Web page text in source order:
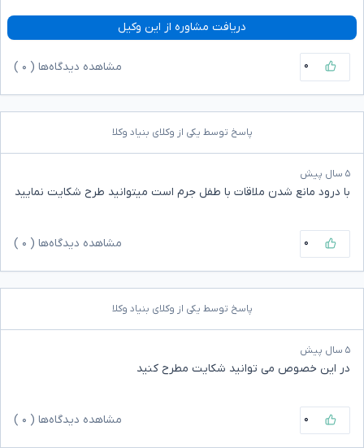
دریافت مشاوره از این وکیل
۰ مشاهده دیدگاه‌ها ( ۰
پاسخ توسط یکی از وکلای بنیاد وکلا
۵ سال پیش
با درود مانع شدن ملاقات با طفل جرم است میتوانید طرح شکایت نمایید
۰ مشاهده دیدگاه‌ها ( ۰
پاسخ توسط یکی از وکلای بنیاد وکلا
۵ سال پیش
در این خصوص می توانید شکایت مطرح کنید
۰ مشاهده دیدگاه‌ها ( ۰